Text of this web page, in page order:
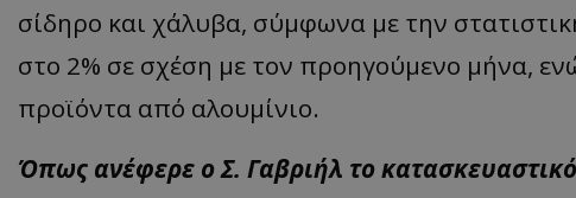
σίδηρο και χάλυβα, σύμφωνα με την
στο 2% σε σχέση με τον προηγούμενο μήνα,
προϊόντα από αλουμίνιο.
Όπως ανέφερε ο Σ. Γαβριήλ το